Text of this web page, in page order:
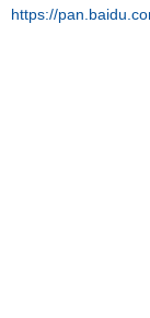
https://